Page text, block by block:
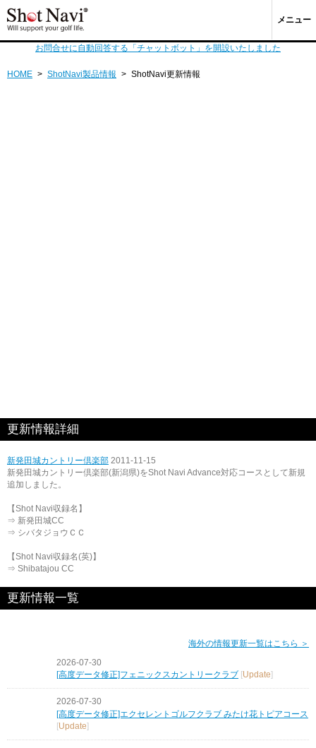
メニュー
お問合せに自動回答する「チャットボット」を開設いたしました
HOME > ShotNavi製品情報 > ShotNavi更新情報
更新情報詳細
新発田城カントリー倶楽部 2011-11-15
新発田城カントリー倶楽部(新潟県)をShot Navi Advance対応コースとして新規
追加しました。
【Shot Navi収録名】
⇒ 新発田城CC
⇒ シバタジョウＣＣ
【Shot Navi収録名(英)】
⇒ Shibatajou CC
更新情報一覧
海外の情報更新一覧はこちら ＞
2026-07-30
[高度データ修正]フェニックスカントリークラブ
Update
2026-07-30
[高度データ修正]エクセレントゴルフクラブ みたけ花トピアコース
[Update]